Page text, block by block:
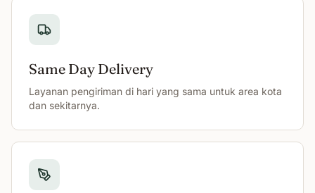
Same Day Delivery
Layanan pengiriman di hari yang sama untuk area kota
dan sekitarnya.